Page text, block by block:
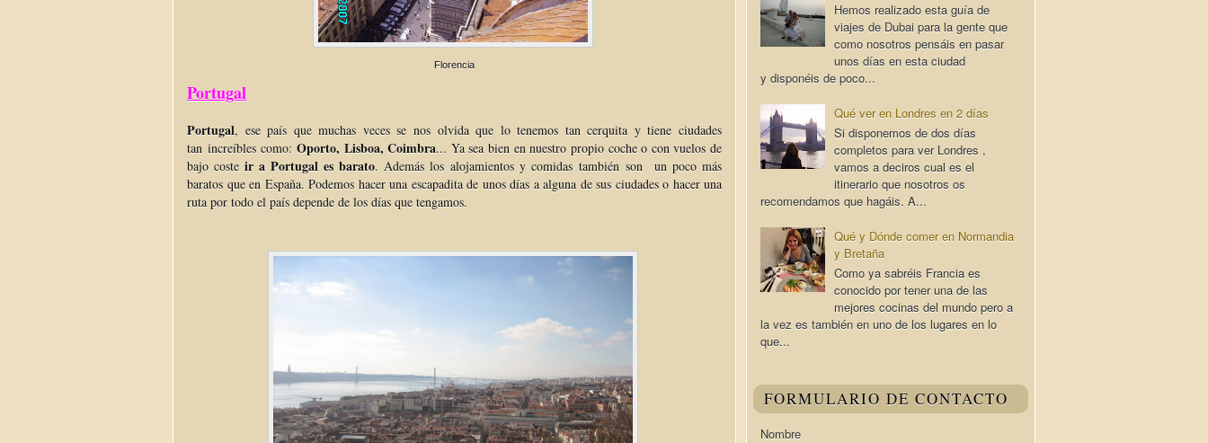
Florencia
Portugal
Portugal, ese país que muchas veces se nos olvida que lo tenemos tan cerquita y tiene ciudades
tan increíbles como: Oporto, Lisboa, Coimbra... Ya sea bien en nuestro propio coche o con vuelos de
bajo costeir a Portugal es barato. Además los alojamientos y comidas también son un poco más
baratos que en España. Podemos hacer una escapadita de unos días a alguna de sus ciudades o hacer una
ruta por todo el país depende de los días que tengamos.
Hemos realizado esta guía de
viajes de Dubai para la gente que
como nosotros pensáis en pasar
unos días en esta ciudad
y disponéis de poco...
Qué ver en Londres en 2 días
Si disponemos de dos días
completos para ver Londres ,
vamos a deciros cual es el
itinerario que nosotros os
recomendamos que hagáis. A...
Qué y Dónde comer en Normandia
y Bretaña
Como ya sabréis Francia es
conocido por tener una de las
mejores cocinas del mundo pero a
la vez es también en uno de los lugares en lo
que...
FORMULARIO DE CONTACTO
Nombre